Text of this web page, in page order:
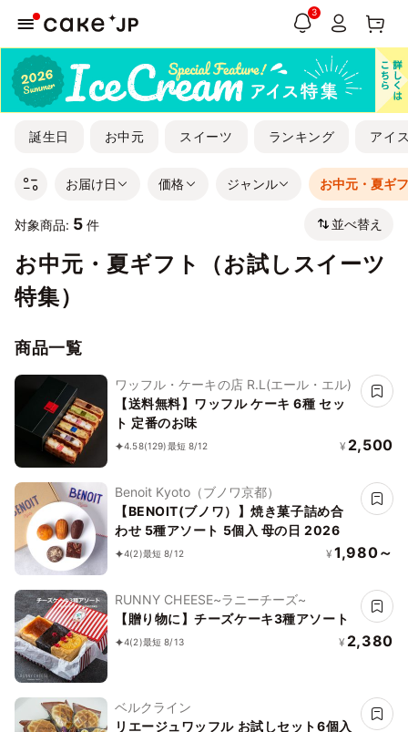
3
誕生日 お中元 スイーツ ランキング アイ
お届け日 価格 ジャンル お中元・夏ギ
対象商品: 5 件 並べ替え
お中元・夏ギフト（お試しスイーツ
特集）
商品一覧
ワッフル・ケーキの店 R.L(エール・エル)
【送料無料】ワッフル ケーキ 6種 セッ
ト 定番のお味
4.58(129)最短 8/12 ¥ 2,500
Benoit Kyoto（ブノワ京都）
【BENOIT(ブノワ）】焼き菓子詰め合
わせ 5種アソート 5個入 母の日 2026
4(2)最短 8/12 ¥ 1,980～
RUNNY CHEESE~ラニーチーズ~
【贈り物に】チーズケーキ3種アソート
4(2)最短 8/13 ¥ 2,380
ベルクライン
リエージュワッフル お試しセット6個入